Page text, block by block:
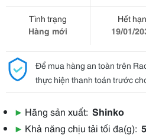
Tình trạng
Hàng mới
Hết hạn
19/01/
Để mua hàng an toàn trên
thực hiện thanh toán trước
▶ Hãng sản xuất: Shinko
▶ Khả năng chịu tải tối đa(g):